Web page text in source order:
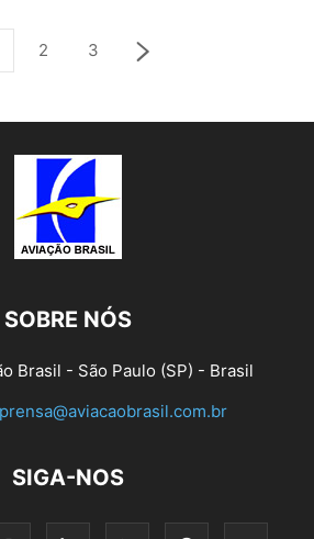
2 3
SOBRE NÓS
Brasil - São Paulo (SP) - Brasil
SIGA-NOS